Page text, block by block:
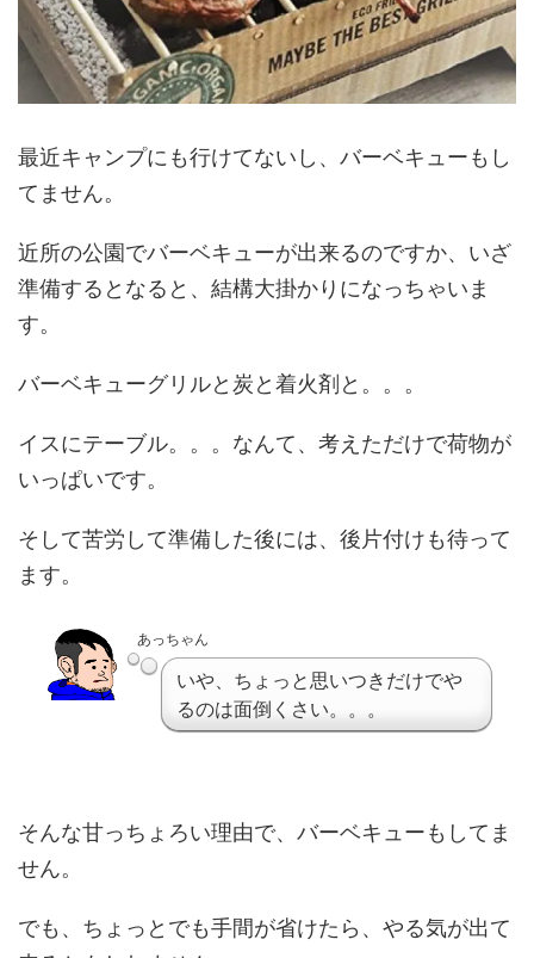
最近キャンプにも行けてないし、バーベキューもし
てません。
近所の公園でバーベキューが出来るのですか、いざ
準備するとなると、結構大掛かりになっちゃいま
す。
バーベキューグリルと炭と着火剤と。。。
イスにテーブル。。。なんて、考えただけで荷物が
いっぱいです。
そして苦労して準備した後には、後片付けも待って
ます。
あっちゃん
いや、ちょっと思いつきだけでや
るのは面倒くさい。。。
そんな甘っちょろい理由で、バーベキューもしてま
せん。
でも、ちょっとでも手間が省けたら、やる気が出て